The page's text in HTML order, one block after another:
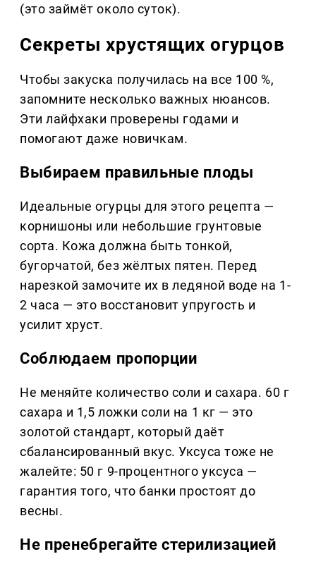
(это займёт около суток).
Секреты хрустящих огурцов
Чтобы закуска получилась на все 100 %,
запомните несколько важных нюансов.
Эти лайфхаки проверены годами и
помогают даже новичкам.
Выбираем правильные плоды
Идеальные огурцы для этого рецепта —
корнишоны или небольшие грунтовые
сорта. Кожа должна быть тонкой,
бугорчатой, без жёлтых пятен. Перед
нарезкой замочите их в ледяной воде на 1-
2 часа — это восстановит упругость и
усилит хруст.
Соблюдаем пропорции
Не меняйте количество соли и сахара. 60 г
сахара и 1,5 ложки соли на 1 кг — это
золотой стандарт, который даёт
сбалансированный вкус. Уксуса тоже не
жалейте: 50 г 9-процентного уксуса —
гарантия того, что банки простоят до
весны.
Не пренебрегайте стерилизацией